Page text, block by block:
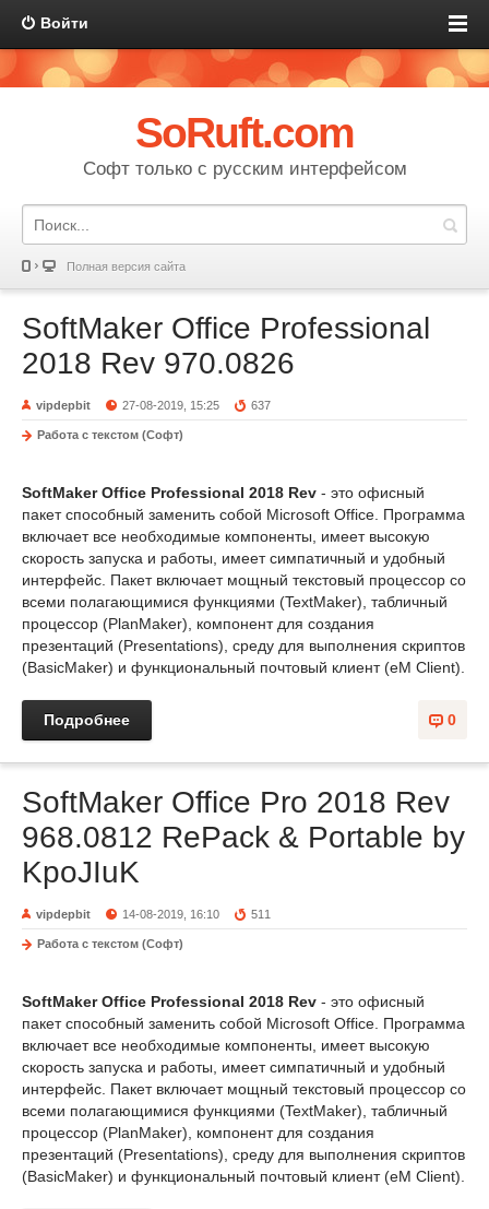
Войти
SoRuft.com
Софт только с русским интерфейсом
Полная версия сайта
SoftMaker Office Professional
2018 Rev 970.0826
vipdepbit 27-08-2019, 15:25 637
Работа с текстом (Софт)
SoftMaker Office Professional 2018 Rev - это офисный
пакет способный заменить собой Microsoft Office. Программа
включает все необходимые компоненты, имеет высокую
скорость запуска и работы, имеет симпатичный и удобный
интерфейс. Пакет включает мощный текстовый процессор со
всеми полагающимися функциями (TextMaker), табличный
процессор (PlanMaker), компонент для создания
презентаций (Presentations), среду для выполнения скриптов
(BasicMaker) и функциональный почтовый клиент (eM Client).
0
Подробнее
SoftMaker Office Pro 2018 Rev
968.0812 RePack & Portable by
KpoJIuK
vipdepbit 14-08-2019, 16:10 511
Работа с текстом (Софт)
SoftMaker Office Professional 2018 Rev - это офисный
пакет способный заменить собой Microsoft Office. Программа
включает все необходимые компоненты, имеет высокую
скорость запуска и работы, имеет симпатичный и удобный
интерфейс. Пакет включает мощный текстовый процессор со
всеми полагающимися функциями (TextMaker), табличный
процессор (PlanMaker), компонент для создания
презентаций (Presentations), среду для выполнения скриптов
(BasicMaker) и функциональный почтовый клиент (eM Client).